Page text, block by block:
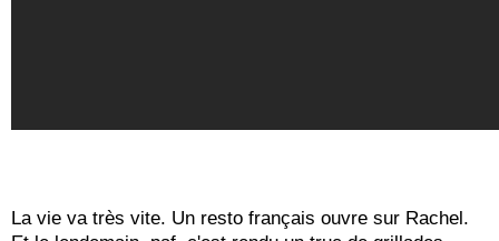
La vie va très vite. Un resto français ouvre sur Rachel.